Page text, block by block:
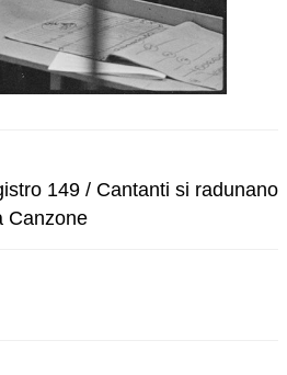
149 / Cantanti si radunano
Canzone